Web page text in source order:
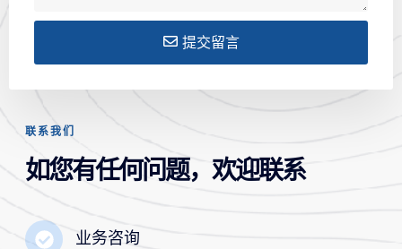
提交留言
联系我们
如您有任何问题，欢迎联系
业务咨询